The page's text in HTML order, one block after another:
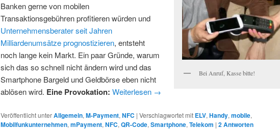
Bei Anruf, Kasse bitte!
Banken gerne von mobilen
Transaktionsgebühren profitieren würden und
Unternehmensberater seit Jahren
Milliardenumsätze prognostizieren, entsteht
noch lange kein Markt. Ein paar Gründe, warum
sich das so schnell nicht ändern wird und das
Smartphone Bargeld und Geldbörse eben nicht
ablösen wird. Eine Provokation: Weiterlesen →
Veröffentlicht unterAllgemein, M-Payment, NFC | Verschlagwortet mit ELV, Handy, mobile,
Mobilfunkunternehmen, mPayment, NFC, QR-Code, Smartphone, Telekom | 2Antworten